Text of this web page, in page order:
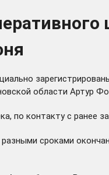
области Артур
по контакту с ранее
сроками